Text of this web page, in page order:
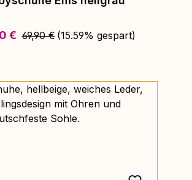
€ Regulärer Preis:
69,90 € (15.59% gespart)